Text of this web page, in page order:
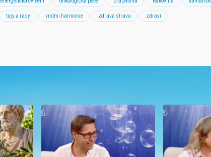
tipy a rady vnitřní harmonie zdravá strava zdraví